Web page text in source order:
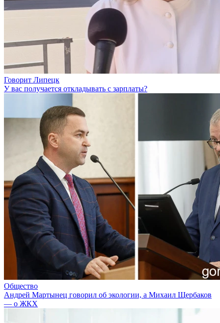
Говорит Липецк
У вас получается откладывать с зарплаты?
Общество
Андрей Мартынец говорил об экологии, а Михаил Щербаков
— о ЖКХ